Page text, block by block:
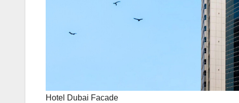
Hotel Dubai Facade